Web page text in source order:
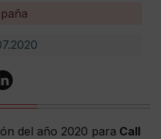
del año 2020 para Call